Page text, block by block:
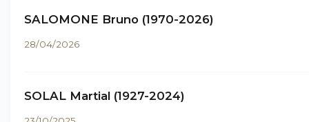
SALOMONE Bruno (1970-2026)
28/04/2026
SOLAL Martial (1927-2024)